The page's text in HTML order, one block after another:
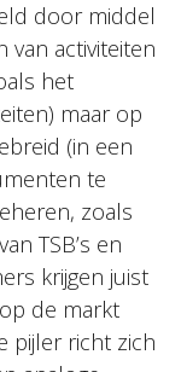
door middel
activiteiten
het
maar op
(in een
te
zoals
TSB’s en
krijgen juist
de markt
pijler richt zich